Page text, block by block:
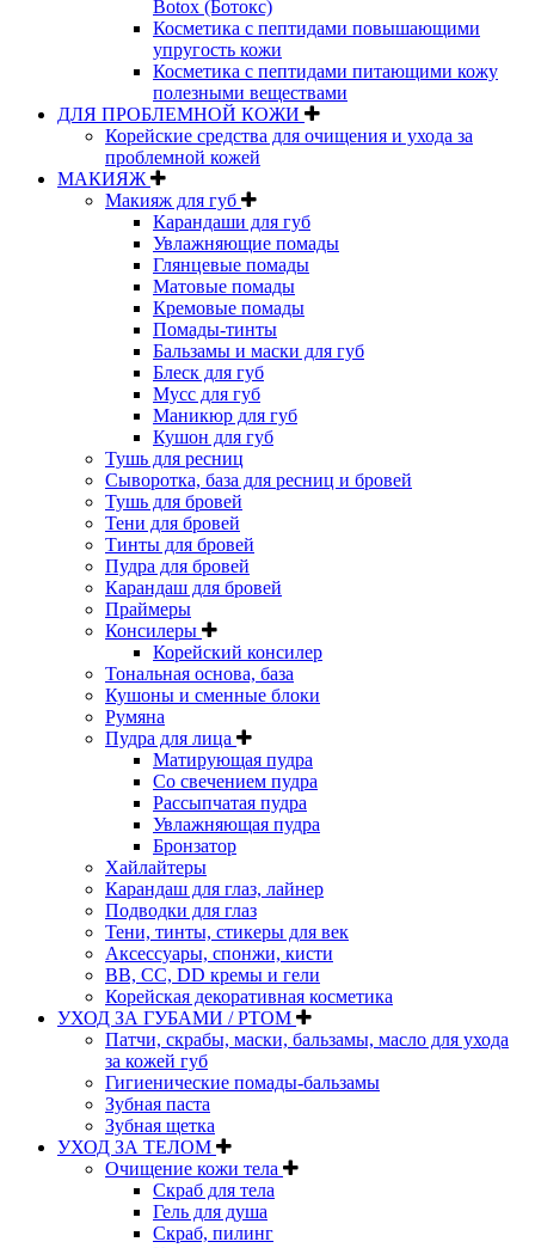
Botox (Ботокс)
Косметика с пептидами повышающими
упругость кожи
Косметика с пептидами питающими кожу
полезными веществами
ДЛЯ ПРОБЛЕМНОЙ КОЖИ
Корейские средства для очищения и ухода за
проблемной кожей
МАКИЯЖ
Макияж для губ
Карандаши для губ
Увлажняющие помады
Глянцевые помады
Матовые помады
Кремовые помады
Помады-тинты
Бальзамы и маски для губ
Блеск для губ
Мусс для губ
Маникюр для губ
Кушон для губ
Тушь для ресниц
Сыворотка, база для ресниц и бровей
Тушь для бровей
Тени для бровей
Тинты для бровей
Пудра для бровей
Карандаш для бровей
Праймеры
Консилеры
Корейский консилер
Тональная основа, база
Кушоны и сменные блоки
Румяна
Пудра для лица
Матирующая пудра
Со свечением пудра
Рассыпчатая пудра
Увлажняющая пудра
Бронзатор
Хайлайтеры
Карандаш для глаз, лайнер
Подводки для глаз
Тени, тинты, стикеры для век
Аксессуары, спонжи, кисти
BB, CC, DD кремы и гели
Корейская декоративная косметика
УХОД ЗА ГУБАМИ / РТОМ
Патчи, скрабы, маски, бальзамы, масло для ухода
за кожей губ
Гигиенические помады-бальзамы
Зубная паста
Зубная щетка
УХОД ЗА ТЕЛОМ
Очищение кожи тела
Скраб для тела
Гель для душа
Скраб, пилинг